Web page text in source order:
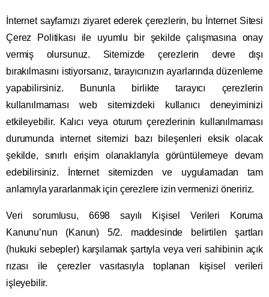
İnternet sayfamızı ziyaret ederek çerezlerin, bu İnternet Sitesi
Çerez Politikası ile uyumlu bir şekilde çalışmasına onay
vermiş olursunuz. Sitemizde çerezlerin devre dışı
bırakılmasını istiyorsanız, tarayıcınızın ayarlarında düzenleme
yapabilirsiniz. Bununla birlikte tarayıcı çerezlerin
kullanılmaması web sitemizdeki kullanıcı deneyiminizi
etkileyebilir. Kalıcı veya oturum çerezlerinin kullanılmaması
durumunda internet sitemizi bazı bileşenleri eksik olacak
şekilde, sınırlı erişim olanaklarıyla görüntülemeye devam
edebilirsiniz. İnternet sitemizden ve uygulamadan tam
anlamıyla yararlanmak için çerezlere izin vermenizi öneririz.
Veri sorumlusu, 6698 sayılı Kişisel Verileri Koruma
Kanunu’nun (Kanun) 5/2. maddesinde belirtilen şartları
(hukuki sebepler) karşılamak şartıyla veya veri sahibinin açık
rızası ile çerezler vasıtasıyla toplanan kişisel verileri
işleyebilir.